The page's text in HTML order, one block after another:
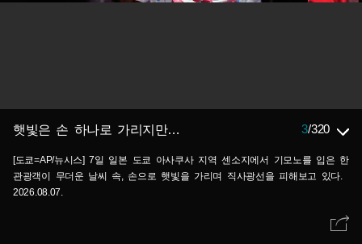
햇빛은 손 하나로 가리지만… 3/320
[도쿄=AP/뉴시스] 7일 일본 도쿄 아사쿠사 지역 센소지에서 기모노를 입은 한
관광객이 무더운 날씨 속, 손으로 햇빛을 가리며 직사광선을 피해보고 있다.
2026.08.07.